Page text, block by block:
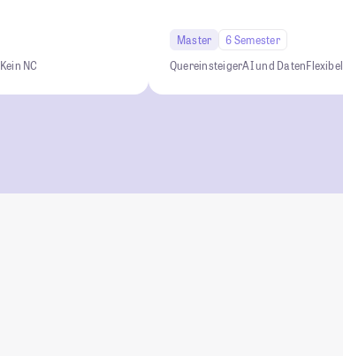
Kein NC
Master
6 Semester
QuereinsteigerAI und DatenFlexibel